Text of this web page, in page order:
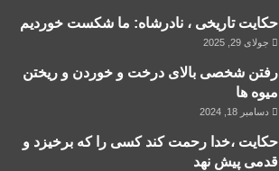
حکایت تاریخی ، نادرشاه: ما شکست خوردیم
جولای 29, 2025
رفتن شخصی بالای درخت و خوردن و ریختن
میوه ها
دسامبر 18, 2024
حکایت ،خدا رحمت کند کسی را که برخیزد و
قدمی پیش نهد